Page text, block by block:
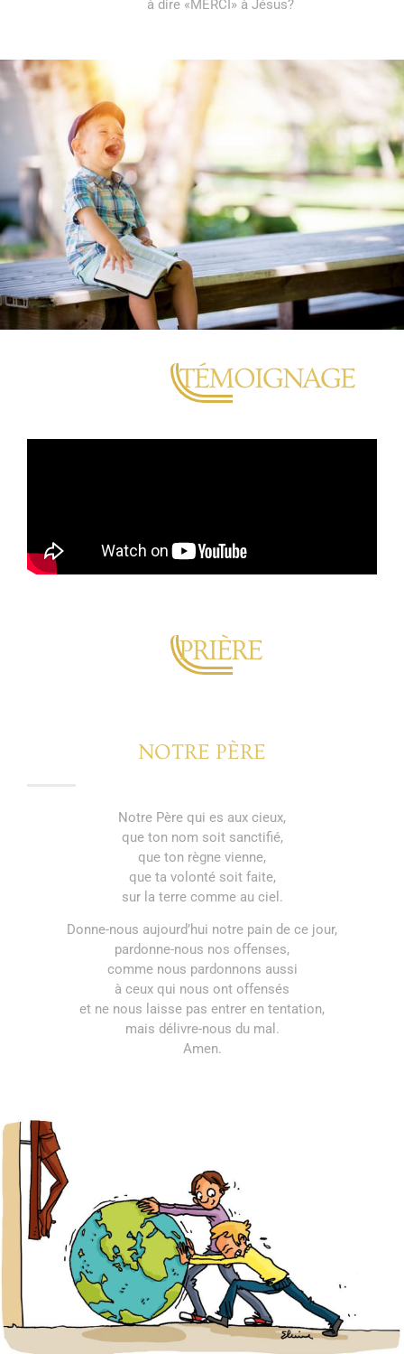
à dire «MERCI» à Jésus?
TÉMOIGNAGE
PRIÈRE
NOTRE PÈRE
Notre Père qui es aux cieux,
que ton nom soit sanctifié,
que ton règne vienne,
que ta volonté soit faite,
sur la terre comme au ciel.
Donne-nous aujourd’hui notre pain de ce jour,
pardonne-nous nos offenses,
comme nous pardonnons aussi
à ceux qui nous ont offensés
et ne nous laisse pas entrer en tentation,
mais délivre-nous du mal.
Amen.